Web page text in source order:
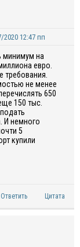
2020 12:47 пп
минимум на
евро.
не менее
650
150 тыс.
И немного
5
купили
Ответить Цитата